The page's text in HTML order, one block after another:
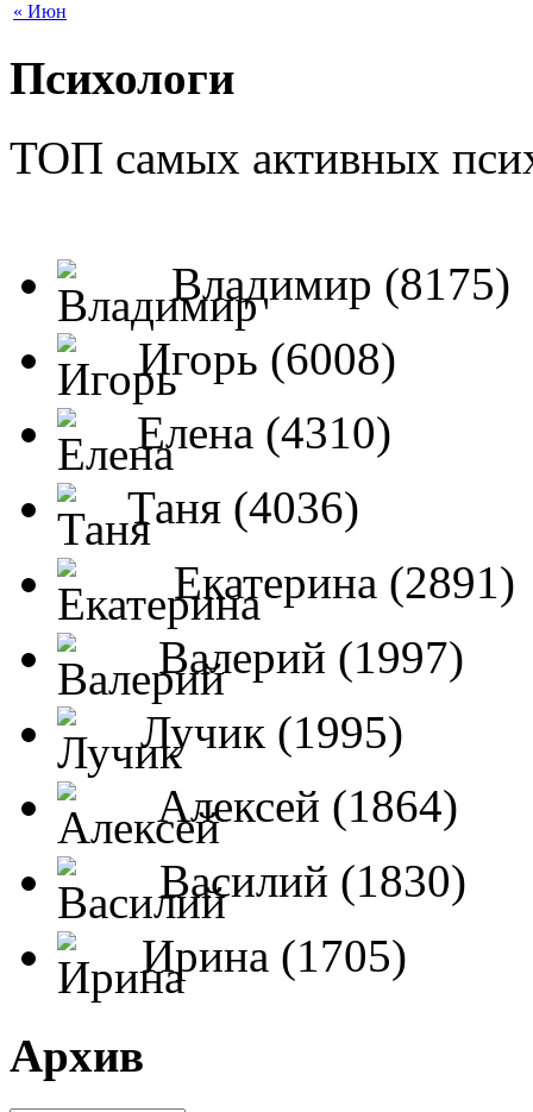
« Июн
Психологи
ТОП самых активных
Владимир (8175)
Игорь (6008)
Елена (4310)
Таня (4036)
Екатерина (2891)
Валерий (1997)
Лучик (1995)
Алексей (1864)
Василий (1830)
Ирина (1705)
Архив